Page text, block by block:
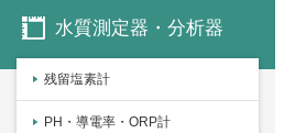
水質測定器・分析器
残留塩素計
PH・導電率・ORP計